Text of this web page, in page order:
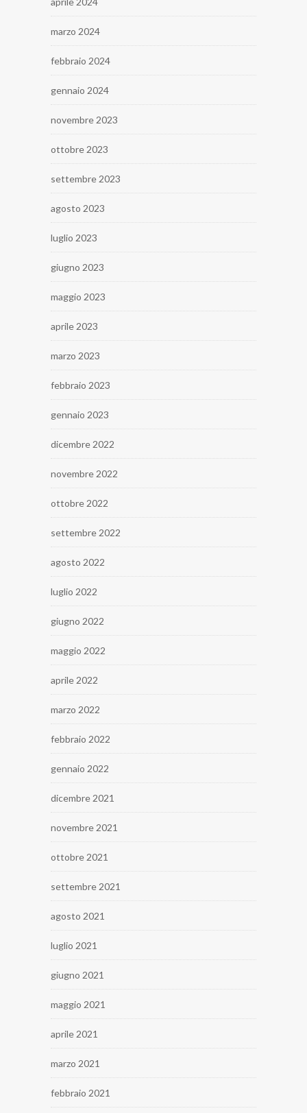
marzo 2024
febbraio 2024
gennaio 2024
novembre 2023
ottobre 2023
settembre 2023
agosto 2023
luglio 2023
giugno 2023
maggio 2023
aprile 2023
marzo 2023
febbraio 2023
gennaio 2023
dicembre 2022
novembre 2022
ottobre 2022
settembre 2022
agosto 2022
luglio 2022
giugno 2022
maggio 2022
aprile 2022
marzo 2022
febbraio 2022
gennaio 2022
dicembre 2021
novembre 2021
ottobre 2021
settembre 2021
agosto 2021
luglio 2021
giugno 2021
maggio 2021
aprile 2021
marzo 2021
febbraio 2021